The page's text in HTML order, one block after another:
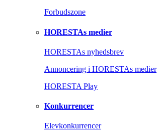
Forbudszone
HORESTAs medier
HORESTAs nyhedsbrev
Annoncering i HORESTAs medier
HORESTA Play
Konkurrencer
Elevkonkurrencer